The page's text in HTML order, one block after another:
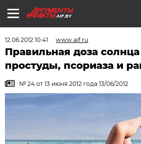
AIF.BY
12.06.2012 10:41 www.aif.ru
Правильная доза
простуды, псориаза и
№ 24 от 13 июня 2012 года 13/06/2012